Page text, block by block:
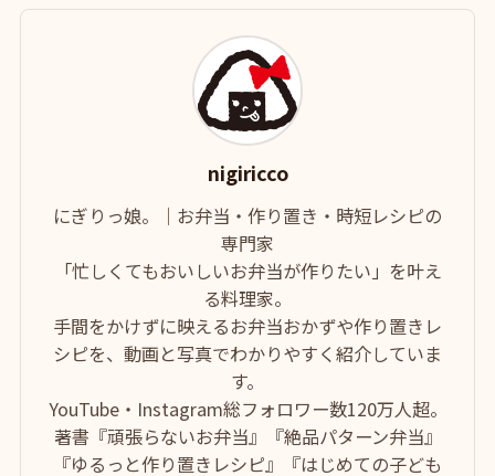
nigiricco
にぎりっ娘。｜お弁当・作り置き・時短レシピの
専門家
「忙しくてもおいしいお弁当が作りたい」を叶え
る料理家。
手間をかけずに映えるお弁当おかずや作り置きレ
シピを、動画と写真でわかりやすく紹介していま
す。
YouTube・Instagram総フォロワー数120万人超。
著書『頑張らないお弁当』『絶品パターン弁当』
『ゆるっと作り置きレシピ』『はじめての子ども